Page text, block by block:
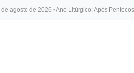
agosto de 2026 • Ano Litúrgico: Após